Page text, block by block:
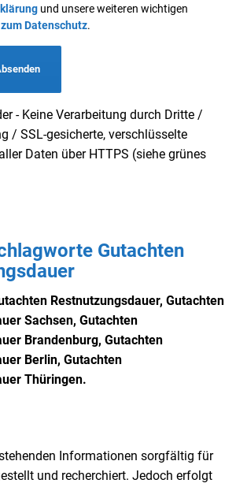
und unsere weiteren wichtigen
Datenschutz.
- Keine Verarbeitung durch Dritte /
/ SSL-gesicherte, verschlüsselte
Daten über HTTPS (siehe grünes
Gutachten
Restnutzungsdauer, Gutachten
Sachsen, Gutachten
Brandenburg, Gutachten
Berlin, Gutachten
Thüringen.
Informationen sorgfältig für
und recherchiert. Jedoch erfolgt